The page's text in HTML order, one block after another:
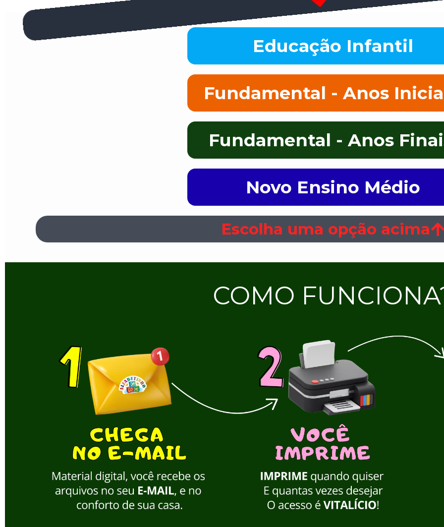
Educação Infantil
Fundamental - Anos
Fundamental - Anos
Novo Ensino Médio
Escolha uma opção acima
COMO